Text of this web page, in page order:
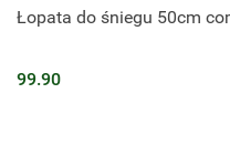
Łopata do śniegu 50cm
99.90